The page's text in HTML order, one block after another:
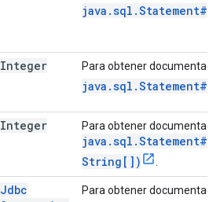
Integer Para obtener
Integer Para obtener
String[])
Jdbc
Para obtener